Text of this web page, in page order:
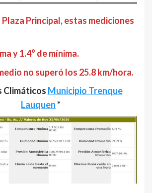
Plaza Principal, estas mediciones
y 1.4° de mínima.
no superó los 25.8 km/hora.
Climáticos Municipio Trenque
Lauquen*